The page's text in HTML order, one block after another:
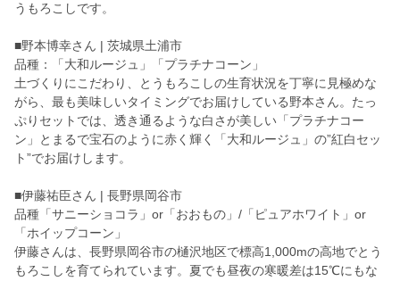
うもろこしです。
■野本博幸さん | 茨城県土浦市
品種：「大和ルージュ」「プラチナコーン」
土づくりにこだわり、とうもろこしの生育状況を丁寧に見極めな
がら、最も美味しいタイミングでお届けしている野本さん。たっ
ぷりセットでは、透き通るような白さが美しい「プラチナコー
ン」とまるで宝石のように赤く輝く「大和ルージュ」の”紅白セッ
ト”でお届けします。
■伊藤祐臣さん | 長野県岡谷市
品種「サニーショコラ」or「おおもの」/「ピュアホワイト」or
「ホイップコーン」
伊藤さんは、長野県岡谷市の樋沢地区で標高1,000mの高地でとう
もろこしを育てられています。夏でも昼夜の寒暖差は15℃にもな